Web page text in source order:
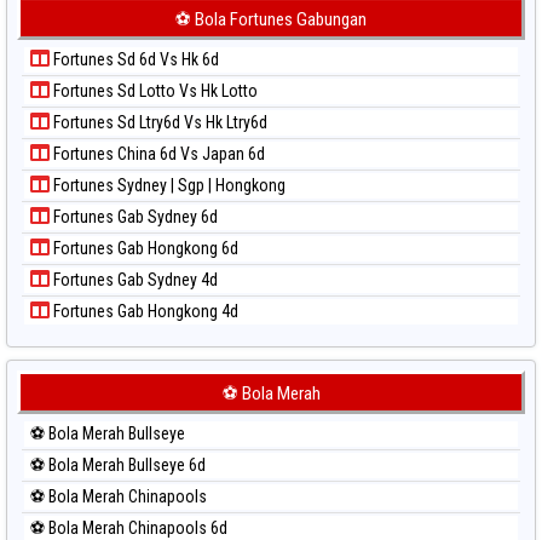
Paito Harian Korea
Paito Harian Kuda Lari
Paito Harian Magnum Cambodia
Paito Harian Nagoya
Paito Harian New York Midday
Paito Harian North Carolina Day
Paito Harian Pcso
Paito Harian Pennsylvania Day
Paito Harian Sao Paulo
Paito Harian Singapore
Paito Harian Sydney
Paito Harian Sydney Lottery
Paito Harian Sydney Lottery 6d
Paito Harian Sydney Lotto
Paito Harian Sydney Pools 6d
Paito Harian Taipei
Paito Harian Taiwan
⚽ Bola Fortunes Gabungan
Fortunes Sd 6d Vs Hk 6d
Fortunes Sd Lotto Vs Hk Lotto
Fortunes Sd Ltry6d Vs Hk Ltry6d
Fortunes China 6d Vs Japan 6d
Fortunes Sydney | Sgp | Hongkong
Fortunes Gab Sydney 6d
Fortunes Gab Hongkong 6d
Fortunes Gab Sydney 4d
Fortunes Gab Hongkong 4d
⚽ Bola Merah
⚽ Bola Merah Bullseye
⚽ Bola Merah Bullseye 6d
⚽ Bola Merah Chinapools
⚽ Bola Merah Chinapools 6d